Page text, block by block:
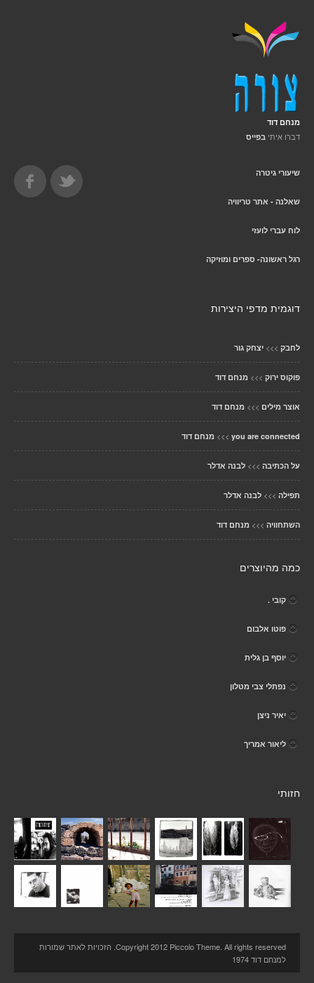
מנחם דוד
דברו איתי בפייס
שיעורי גיטרה
שאלנה - אתר טריוויה
לוח עברי לועזי
רגל ראשונה- ספרים ומוזיקה
דוגמית מדפי היצירות
לחבק >>> יצחק גור
פוקוס ירוק >>> מנחם דוד
אוצר מילים >>> מנחם דוד
you are connected
>>> מנחם דוד
על הכתיבה >>> לבנה אדלר
תפילה >>> לבנה אדלר
השתחוויה >>> מנחם דוד
כמה מהיוצרים
קובי .
פוטו אלבום
יוסף בן גלית
נפתלי צבי מטלון
יאיר ניצן
ליאור אמריך
חזותי
Copyright 2012 Piccolo Theme. All rights reserved. הזכויות לאתר שמורות
למנחם דוד 1974